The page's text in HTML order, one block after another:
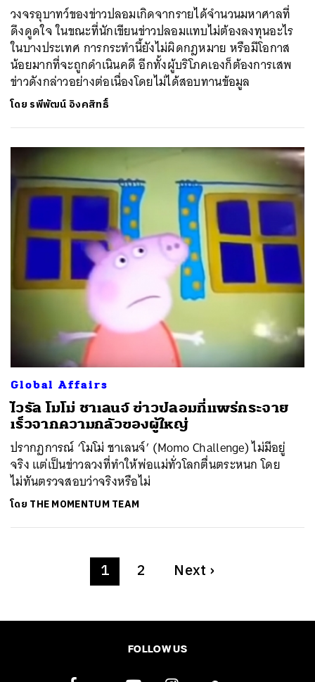
วงจรอุบาทว์ของข่าวปลอมเกิดจากรายได้จำนวนมหาศาลที่
ดึงดูดใจ ในขณะที่นักเขียนข่าวปลอมแทบไม่ต้องลงทุนอะไร
ในบางประเทศ การกระทำนี้ยังไม่ผิดกฎหมาย หรือมีโอกาส
น้อยมากที่จะถูกดำเนินคดี อีกทั้งผู้บริโภคเองก็ต้องการเสพ
ข่าวดังกล่าวอย่างต่อเนื่องโดยไม่ได้สอบทานข้อมูล
โดย รพีพัฒน์ อิงคสิทธิ์
Global Affairs
ไวรัล โมโม่ ชาเลนจ์ ข่าวปลอมที่แพร่กระจาย
เร็วจากความกลัวของผู้ใหญ่
ปรากฏการณ์ ‘โมโม่ ชาเลนจ์’ (Momo Challenge) ไม่มีอยู่
จริง แต่เป็นข่าวลวงที่ทำให้พ่อแม่ทั่วโลกตื่นตระหนก โดย
ไม่ทันตรวจสอบว่าจริงหรือไม่
โดย THE MOMENTUM TEAM
1 2 Next ›
FOLLOW US